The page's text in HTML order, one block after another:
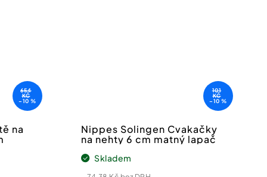
654
KČ
–10 %
na
101
KČ
–10 %
Nippes Solingen Cvakačky
na nehty 6 cm matný lapač
Skladem